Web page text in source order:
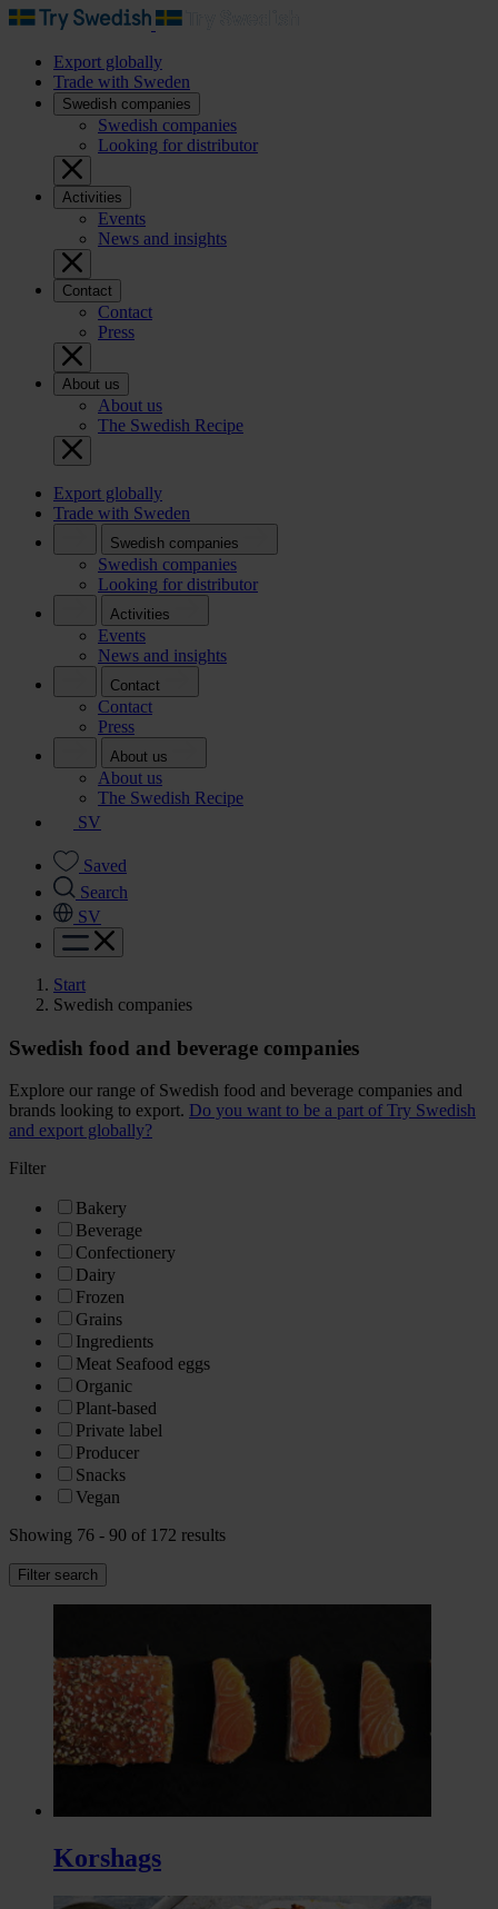
Export globally
Trade with Sweden
Swedish companies
Swedish companies
Looking for distributor
Activities
Events
News and insights
Contact
Contact
Press
About us
About us
The Swedish Recipe
Export globally
Trade with Sweden
Swedish companies
Swedish companies
Looking for distributor
Activities
Events
News and insights
Contact
Contact
Press
About us
About us
The Swedish Recipe
SV
Saved
Search
SV
Start
Swedish companies
Swedish food and beverage companies
Explore our range of Swedish food and beverage companies and
brands looking to export. Do you want to be a part of Try Swedish
and export globally?
Filter
Bakery
Beverage
Confectionery
Dairy
Frozen
Grains
Ingredients
Meat Seafood eggs
Organic
Plant-based
Private label
Producer
Snacks
Vegan
Showing 76 - 90 of 172 results
Filter search
Korshags